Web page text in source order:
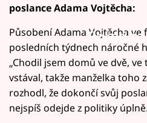
poslance Adama Vojtěcha:
Failed
Působení Adama Vojtěcha
posledních týdnech náročné
„Chodil jsem domů ve dvě,
vstával, takže manželka toho
rozhodl, že dokončí svůj
nejspíš odejde z politiky úplně.